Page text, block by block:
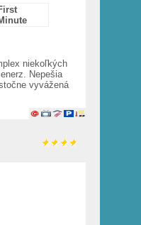
niekoľkých
Nepešia
vyvážená